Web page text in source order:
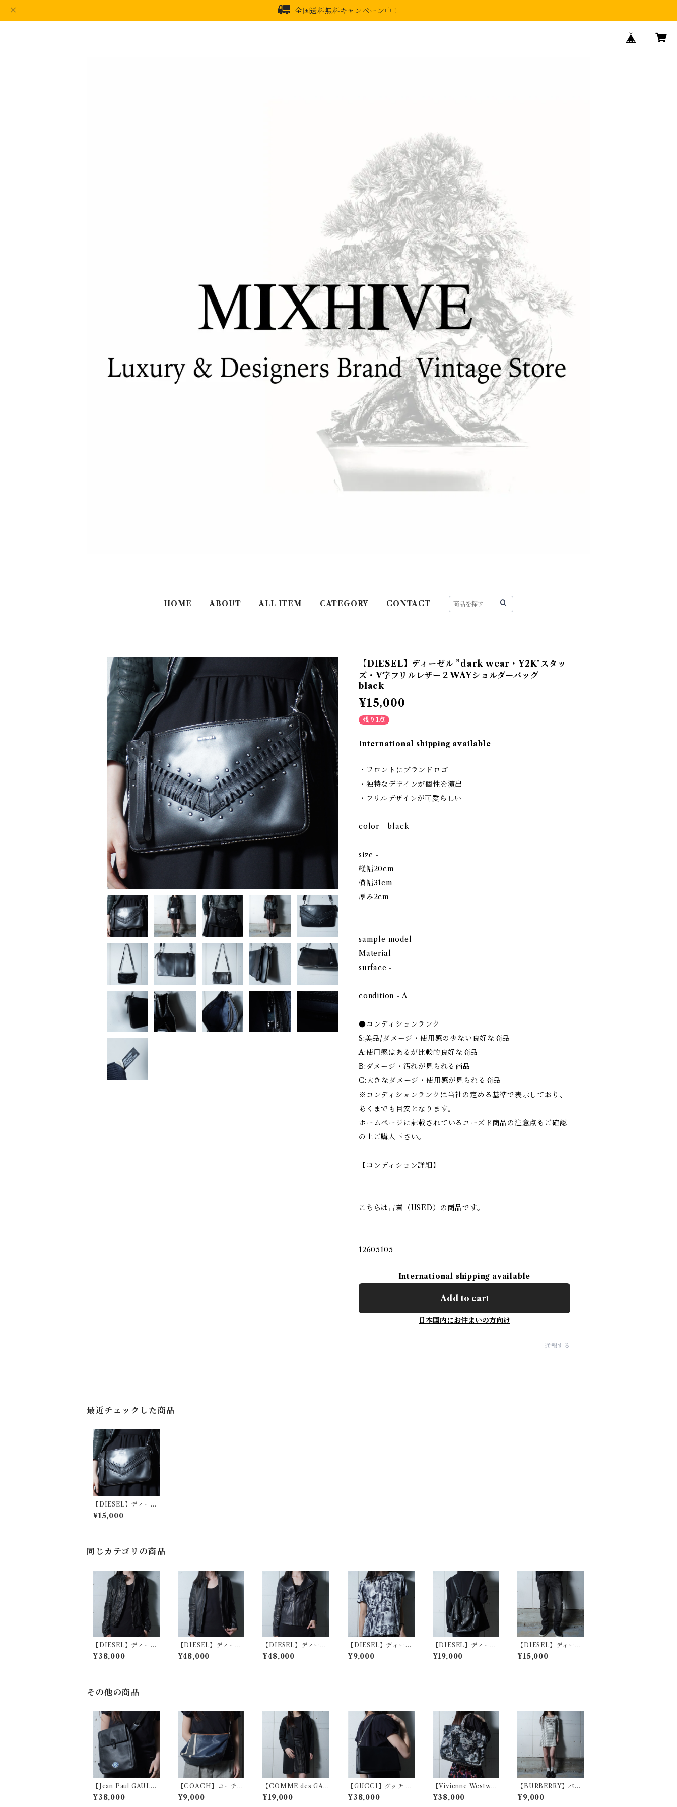
全国送料無料キャンペーン中！
HOME ABOUT ALL ITEM CATEGORY CONTACT
【DIESEL】ディーゼル ”dark wear・Y2K"スタッ
ズ・V字フリルレザー２WAYショルダーバッグ
black
¥15,000
残り1点
International shipping available
・フロントにブランドロゴ
・独特なデザインが個性を演出
・フリルデザインが可愛らしい
color - black
size -
縦幅20cm
横幅31cm
厚み2cm
sample model -
Material
surface -
condition - A
●コンディションランク
S:美品/ダメージ・使用感の少ない良好な商品
A:使用感はあるが比較的良好な商品
B:ダメージ・汚れが見られる商品
C:大きなダメージ・使用感が見られる商品
※コンディションランクは当社の定める基準で表示しており、
あくまでも目安となります。
ホームページに記載されているユーズド商品の注意点もご確認
の上ご購入下さい。
【コンディション詳細】
こちらは古着（USED）の商品です。
12605105
International shipping available
Add to cart
日本国内にお住まいの方向け
通報する
最近チェックした商品
【DIESEL】ディーゼ
ル ”dark wear・Y2
K"スタッズ・V字フリ
¥15,000
同じカテゴリの商品
【DIESEL】ディーゼ
ル "dark wear" ラム
レザーシングルライダ
¥38,000
【DIESEL】ディーゼ
ル ”dark wear"ラムレ
ザーシングルライダー
¥48,000
【DIESEL】ディーゼ
ル ”dark wear”レザー
ダブルライダースジャ
¥48,000
【DIESEL】ディーゼ
ル アートフォトプリン
トTシャツ white&bla
¥9,000
【DIESEL】ディーゼ
ル ”dark wear ・Y2
K"ジッパーデザインレ
¥19,000
【DIESEL】ディーゼ
ル ”dark wear・Y2
K”ダメージ加工ストレ
¥15,000
その他の商品
【Jean Paul GAULTI
ER】ジャンポールゴ
ルチエ ロゴ入スカルロ
¥38,000
【COACH】コーチ
ヘリテージストライプ
レザーショルダーバッ
¥9,000
【COMME des GAR
ÇONS】コムデギャル
ソンブラック フラワー
¥19,000
【GUCCI】グッチ G
ロゴ金具 レザーショル
ダーバッグ black
¥38,000
【Vivienne Westwo
od】ヴィヴィアンウエ
ストウッド コズミック
¥38,000
【BURBERRY】バー
バリー ロゴプリントボ
ーダーワンピース whi
¥9,000